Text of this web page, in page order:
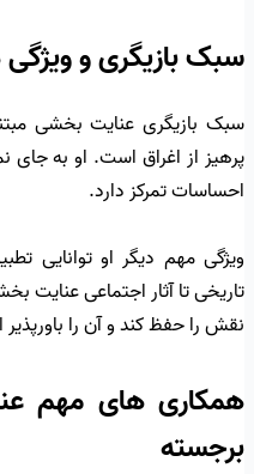
سبک بازیگری و
سبک بازیگری عنایت بخشی
پرهیز از اغراق است. او به جای
احساسات تمرکز دارد.
ویژگی مهم دیگر او توانایی
تاریخی تا آثار اجتماعی
نقش را حفظ کند و آن را باورپذیر
همکاری های مهم
برجسته